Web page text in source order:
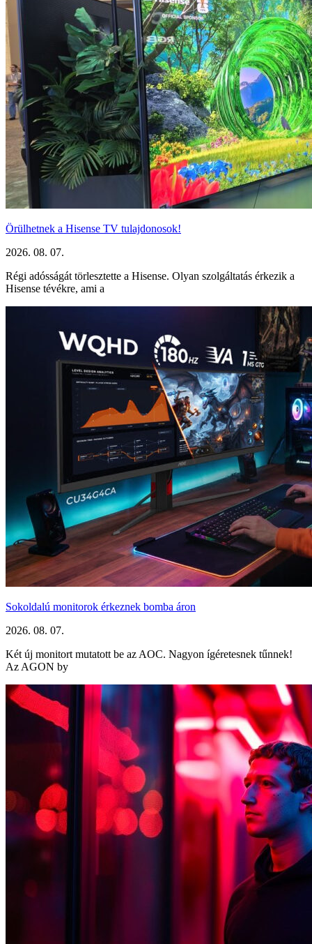
Örülhetnek a Hisense TV tulajdonosok!
2026. 08. 07.
Régi adósságát törlesztette a Hisense. Olyan szolgáltatás érkezik a
Hisense tévékre, ami a
Sokoldalú monitorok érkeznek bomba áron
2026. 08. 07.
Két új monitort mutatott be az AOC. Nagyon ígéretesnek tűnnek!
Az AGON by